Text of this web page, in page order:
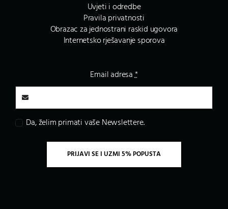
Uvjeti i odredbe
Pravila privatnosti
Obrazac za jednostrani raskid ugovora
Internetsko rješavanje sporova
Email adresa*
Da, želim primati vaše Newslettere.
PRIJAVI SE I UZMI 5% POPUSTA